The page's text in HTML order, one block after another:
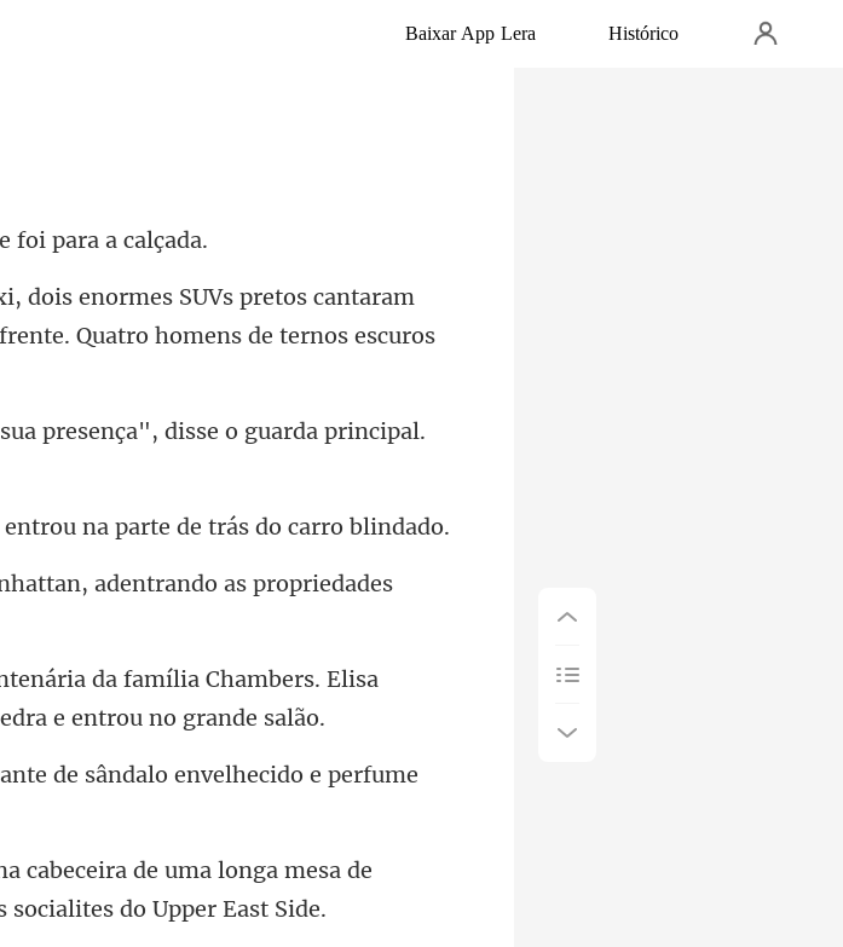
Baixar App Lera Histórico
tos cantaram
Quat
presença", disse o guarda
entrou na part
adentrando as propriedades
família Chambers. Elisa
de sândalo
a de uma longa mesa de